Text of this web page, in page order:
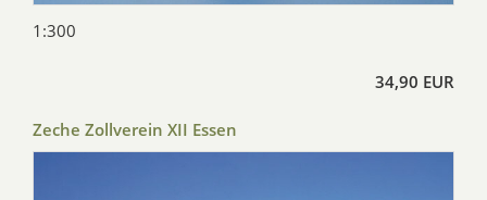
1:300
34,90 EUR
Zeche Zollverein XII Essen